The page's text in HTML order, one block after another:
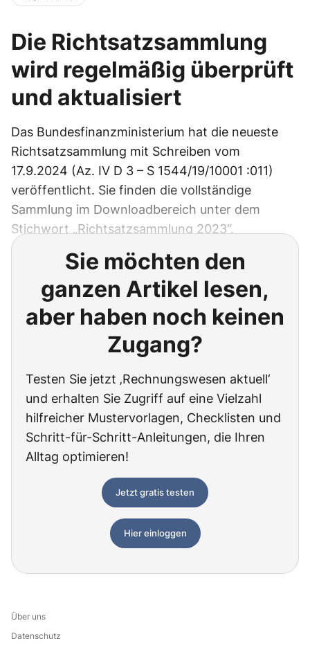
Die Richtsatzsammlung
wird regelmäßig überprüft
und aktualisiert
Das Bundesfinanzministerium hat die neueste
Richtsatzsammlung mit Schreiben vom
17.9.2024 (Az. IV D 3 – S 1544/19/10001 :011)
veröffentlicht. Sie finden die vollständige
Sammlung im Downloadbereich unter dem
Stichwort „Richtsatzsammlung 2023“.
Sie möchten den
ganzen Artikel lesen,
aber haben noch keinen
Zugang?
Testen Sie jetzt ‚Rechnungswesen aktuell‘
und erhalten Sie Zugriff auf eine Vielzahl
hilfreicher Mustervorlagen, Checklisten und
Schritt-für-Schritt-Anleitungen, die Ihren
Alltag optimieren!
Jetzt gratis testen
Hier einloggen
Über uns
Datenschutz